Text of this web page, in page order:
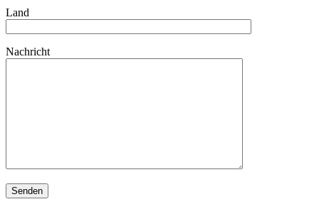
Land
Nachricht